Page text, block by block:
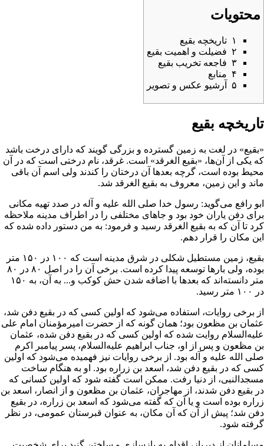
محتویات
تاریخچه بقیع
۲
فضیلت و اهمیت بقیع
۳
فاجعه تخریب بقیع
۴
منابع
۵
آرشیو عکس و تصویر
بقیع
در لغت به زمین گسترده و بزرگى گویند که داراى درخت باشد
یکى از آن‌ها، «بقیع الغرقد» است. غرقد، نام درختى است که در آن
بوده است، گرچه بعدها آن درختان را کندند ولى اسم آن باقى
و این زمین، معروف به بقیع الغرقد شد.
رافعمى‌‌گوید:رسول خداصلى ‌الله ‌علیه ‌و آله در صدد تهیه مکانى
دفن یاران خود بود و جاهاى مختلفى را در اطراف مدینه ملاحظه
تا آن که به بقیع الغرقد رسید و فرمود: به من دستور داده شده که
مکان را قرار دهم.
زمین مستطیل شکلى در شرقمدینه
است که ۱۰۰ در ۱۵۰ متر
بوده، ولى بارها توسعه پیدا کرده است. برخى آن را در اصل ۸۰ در ۸۰
متر دانسته‌اند که بعدها با اضافه شدن حش کوکب و... به آن، به ۱۵۰
رسید.
برخى روایات، استفاده مى‌شود که اولین کسى که در بقیع دفن شد،
بن مظعونبود؛ همان ‌گونه که از حضرت امیرمؤمنانامام على
روایت شده که اولین کسى که در بقیع دفن شده، عثمان
مظعون و پس از او، جناب ابراهیم علیه‌السلام، پسر پیامبر اکرم
‌الله ‌علیه و آله بود. از برخى روایات نیز فهمیده مى‌شود که اولین
که در بقیع دفن شد،اسعد بن زرارهبود. او به هنگام ساخت
، از دنیا رفت. ممکن است گفته شود که اولین کسانى که
بقیع دفن شدند، از مهاجران، عثمان بن مظعون و از انصار، اسعد بن
بوده‌ است و یا آن که گفته مى‌شود که اسعد بن زراره، در بقیع
شد؛ پیش از آن ‌که آن مکان، به عنوان قبرستان عمومى، در نظر
شود.